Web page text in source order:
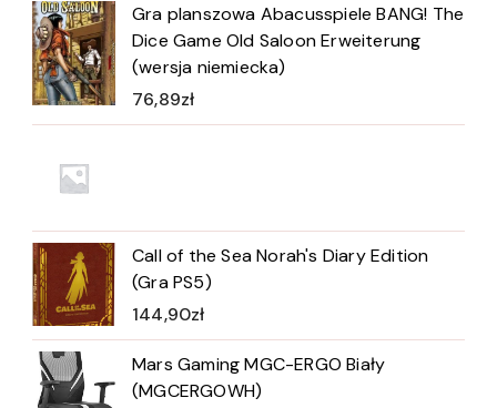
Gra planszowa Abacusspiele BANG! The
Dice Game Old Saloon Erweiterung
(wersja niemiecka)
76,89zł
Call of the Sea Norah's Diary Edition
(Gra PS5)
144,90zł
Mars Gaming MGC-ERGO Biały
(MGCERGOWH)